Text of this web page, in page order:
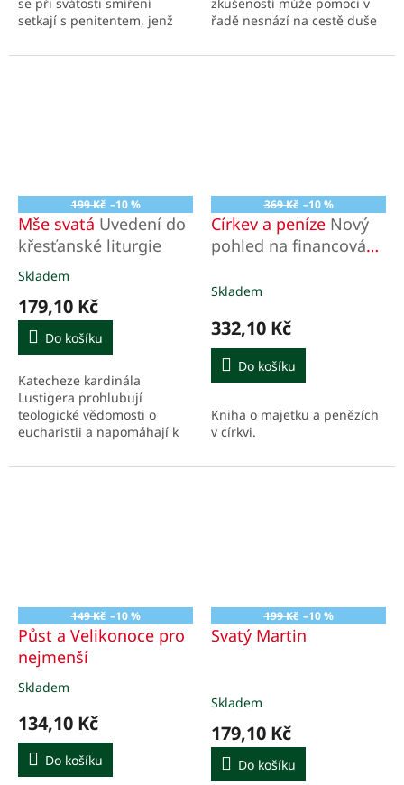
setkají s penitentem, jenž
zneužíváním.
řadě nesnází na cestě duše
řeholníkům, ale všem
199 Kč –10 %
Mše svatá Uvedení do
křesťanské liturgie
Průměrné
produktu
5,0
5
hvězdiček.
Skladem
179,10 Kč
Do košíku
Katecheze kardinála
Lustigera prohlubují
teologické vědomosti o
eucharistii a napomáhají k
slavení tohoto tajemství
369 Kč –10 %
Církev a peníze Nový
pohled na financování
Skladem
332,10 Kč
Do košíku
Kniha o majetku a penězích
v církvi.
149 Kč –10 %
Půst a Velikonoce pro
nejmenší
Průměrné
produktu
je
5,0
z
Skladem
134,10 Kč
Do košíku
199 Kč –10 %
Svatý Martin
Skladem
179,10 Kč
Do košíku